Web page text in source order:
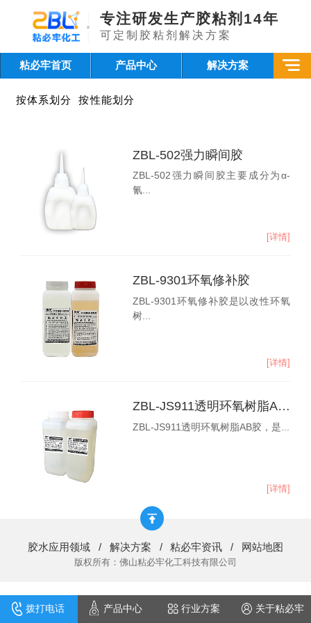
专注研发生产胶粘剂14年
可定制胶粘剂解决方案
粘必牢首页 产品中心 解决方案
按体系划分 按性能划分
ZBL-502强力瞬间胶
ZBL-502强力瞬间胶主要成分为α-
氰...
[详情]
ZBL-9301环氧修补胶
ZBL-9301环氧修补胶是以改性环氧
树...
[详情]
ZBL-JS911透明环氧树脂AB胶
ZBL-JS911透明环氧树脂AB胶，是...
[详情]
胶水应用领域 / 解决方案 / 粘必牢资讯 / 网站地图
版权所有：佛山粘必牢化工科技有限公司
拨打电话 产品中心 行业方案 关于粘必牢